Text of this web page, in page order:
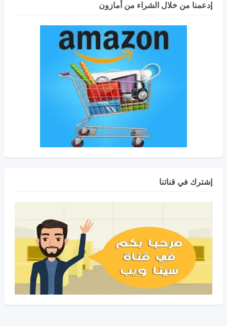
إدعمنا من خلال الشراء من أمازون
إشترك في قناتنا